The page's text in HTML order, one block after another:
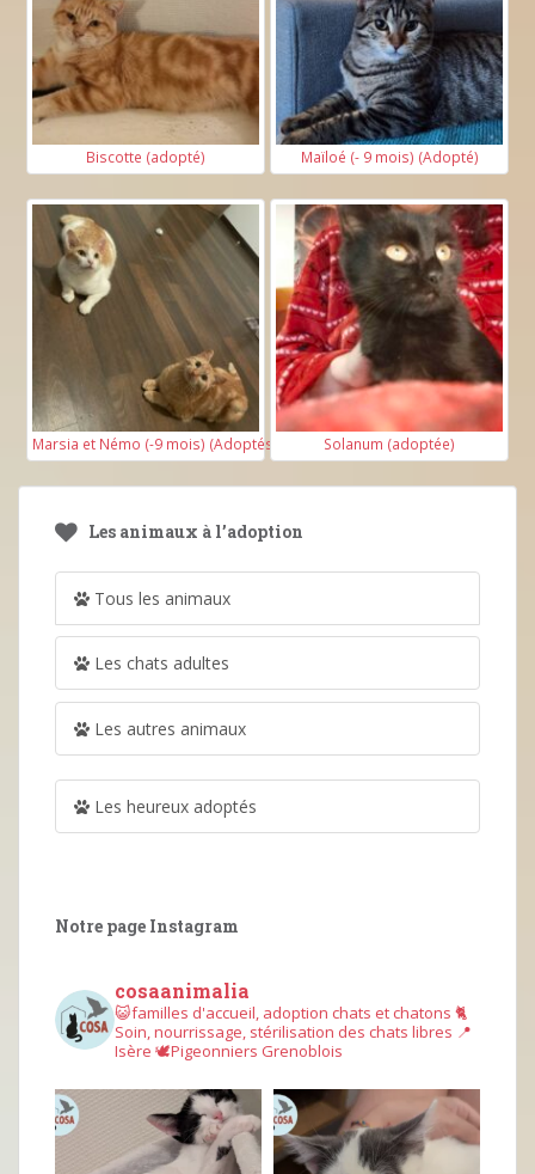
Biscotte (adopté) Maïloé (- 9 mois) (Adopté)
Marsia et Némo (-9 mois) (Adoptés) Solanum (adoptée)
Les animaux à l’adoption
Tous les animaux
Les chats adultes
Les autres animaux
Les heureux adoptés
Notre page Instagram
cosaanimalia
😺familles d'accueil, adoption chats et chatons 🐈
Soin, nourrissage, stérilisation des chats libres 📍
Isère 🕊︎Pigeonniers Grenoblois